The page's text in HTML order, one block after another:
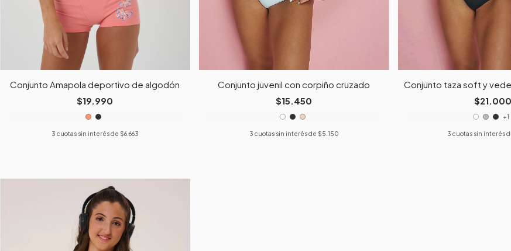
Conjunto Amapola deportivo de algodón
$19.990
3 cuotas sin interés de $6.663
Conjunto juvenil con corpiño cruzado
$15.450
3 cuotas sin interés de $5.150
Conjunto taza soft y
$21.000
+1
3 cuotas sin interés